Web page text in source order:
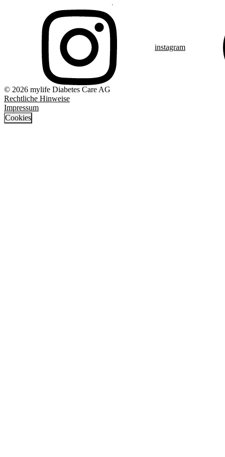
instagram
© 2026 mylife Diabetes Care AG
Rechtliche Hinweise
Impressum
Cookies